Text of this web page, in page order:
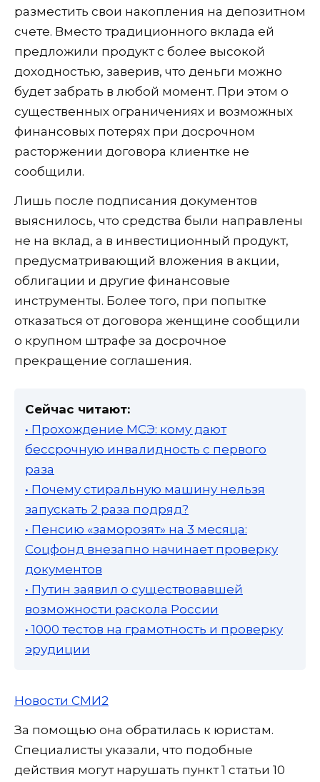
разместить свои накопления на депозитном
счете. Вместо традиционного вклада ей
предложили продукт с более высокой
доходностью, заверив, что деньги можно
будет забрать в любой момент. При этом о
существенных ограничениях и возможных
финансовых потерях при досрочном
расторжении договора клиентке не
сообщили.
Лишь после подписания документов
выяснилось, что средства были направлены
не на вклад, а в инвестиционный продукт,
предусматривающий вложения в акции,
облигации и другие финансовые
инструменты. Более того, при попытке
отказаться от договора женщине сообщили
о крупном штрафе за досрочное
прекращение соглашения.
Сейчас читают:
• Прохождение МСЭ: кому дают
бессрочную инвалидность с первого
раза
• Почему стиральную машину нельзя
запускать 2 раза подряд?
• Пенсию «заморозят» на 3 месяца:
Соцфонд внезапно начинает проверку
документов
• Путин заявил о существовавшей
возможности раскола России
• 1000 тестов на грамотность и проверку
эрудиции
Новости СМИ2
За помощью она обратилась к юристам.
Специалисты указали, что подобные
действия могут нарушать пункт 1 статьи 10